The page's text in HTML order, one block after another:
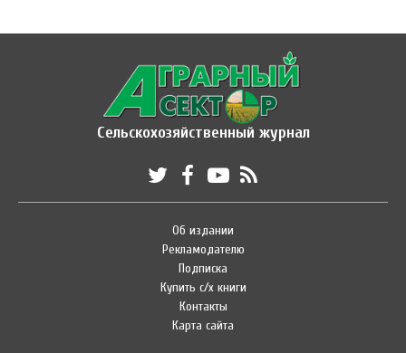
Сельскохозяйственный журнал
Об издании
Рекламодателю
Подписка
Купить с/х книги
Контакты
Карта сайта